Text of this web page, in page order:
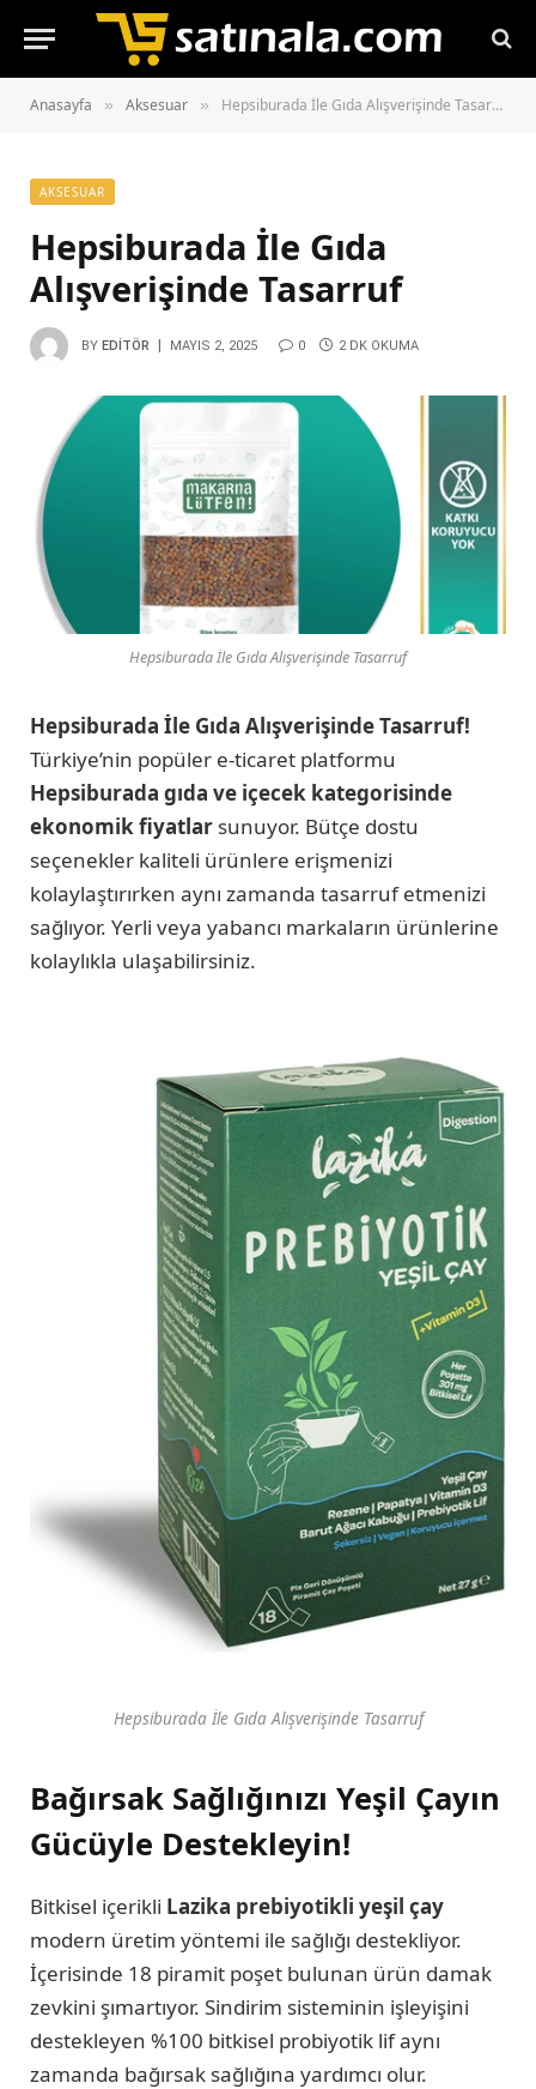
Anasayfa » Aksesuar » Hepsiburada İle Gıda Alışverişinde Tasarruf
AKSESUAR
Hepsiburada İle Gıda
Alışverişinde Tasarruf
BY EDITÖR MAYIS 2, 2025 0 2 DK OKUMA
Hepsiburada İle Gıda Alışverişinde Tasarruf
Hepsiburada İle Gıda Alışverişinde Tasarruf!
Türkiye’nin popüler e-ticaret platformu
Hepsiburada gıda ve içecek kategorisinde
ekonomik fiyatlar sunuyor. Bütçe dostu
seçenekler kaliteli ürünlere erişmenizi
kolaylaştırırken aynı zamanda tasarruf etmenizi
sağlıyor. Yerli veya yabancı markaların ürünlerine
kolaylıkla ulaşabilirsiniz.
Hepsiburada İle Gıda Alışverişinde Tasarruf
Bağırsak Sağlığınızı Yeşil Çayın
Gücüyle Destekleyin!
Bitkisel içerikli Lazika prebiyotikli yeşil çay
modern üretim yöntemi ile sağlığı destekliyor.
İçerisinde 18 piramit poşet bulunan ürün damak
zevkini şımartıyor. Sindirim sisteminin işleyişini
destekleyen %100 bitkisel probiyotik lif aynı
zamanda bağırsak sağlığına yardımcı olur.